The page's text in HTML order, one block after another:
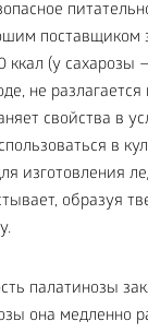
поставщиком
ккал (у сахарозы
не
свойства в
в
изготовления
образуя
палатинозы
она медленно